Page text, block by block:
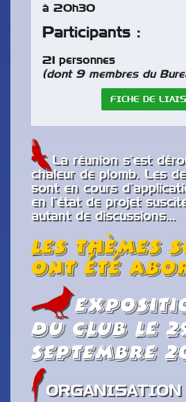
à 20h30
Participants :
21 personnes
(dont 9 membres du
FICHE DE
La réunion s’est
chaleur de plomb. Les
sont en cours
en l’état de projet
autant de discussions…
Les thèmes
ont été
du club le
septembre
ORGANISATION